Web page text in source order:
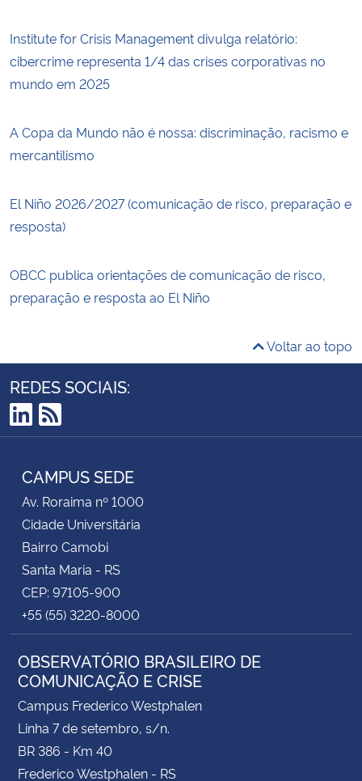
Institute for Crisis Management divulga relatório:
cibercrime representa 1/4 das crises corporativas no
mundo em 2025
A Copa da Mundo não é nossa: discriminação, racismo e
mercantilismo
El Niño 2026/2027 (comunicação de risco, preparação e
resposta)
OBCC publica orientações de comunicação de risco,
preparação e resposta ao El Niño
Voltar ao topo
REDES SOCIAIS:
LinkedIn
RSS
CAMPUS SEDE
Av. Roraima nº 1000
Cidade Universitária
Bairro Camobi
Santa Maria - RS
CEP: 97105-900
+55 (55) 3220-8000
OBSERVATÓRIO BRASILEIRO DE
COMUNICAÇÃO E CRISE
Campus Frederico Westphalen
Linha 7 de setembro, s/n.
BR 386 - Km 40
Frederico Westphalen - RS